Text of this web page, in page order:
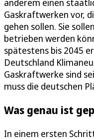
anderem einen
Gaskraftwerken vor,
gehen sollen. Sie
betrieben werden
spätestens bis 2045
Deutschland
Gaskraftwerke sind
muss die deutschen
Was genau ist
In einem ersten